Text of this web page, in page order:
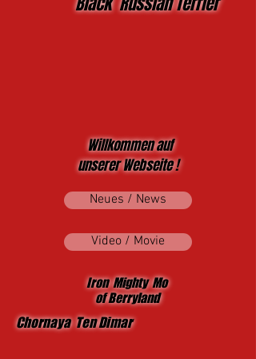
Willkommen auf
unserer Webseite !
Neues / News
Video / Movie
Iron Mighty Mo
of Berryland
Chornaya Ten Dimar